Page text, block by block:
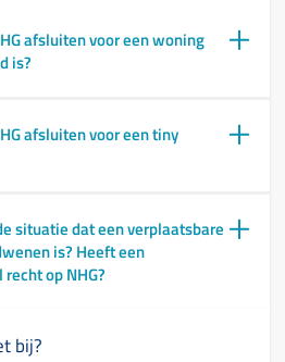
afsluiten voor een woning
is?
afsluiten voor een tiny
situatie dat een verplaatsbare
is? Heeft een
op NHG?
bij?